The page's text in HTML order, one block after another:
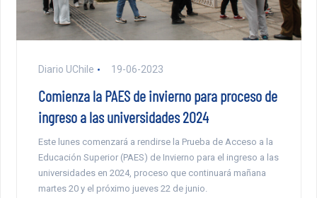
Diario UChile 19-06-2023
Comienza la PAES de invierno para proceso de
ingreso a las universidades 2024
Este lunes comenzará a rendirse la Prueba de Acceso a la
Educación Superior (PAES) de Invierno para el ingreso a las
universidades en 2024, proceso que continuará mañana
martes 20 y el próximo jueves 22 de junio.